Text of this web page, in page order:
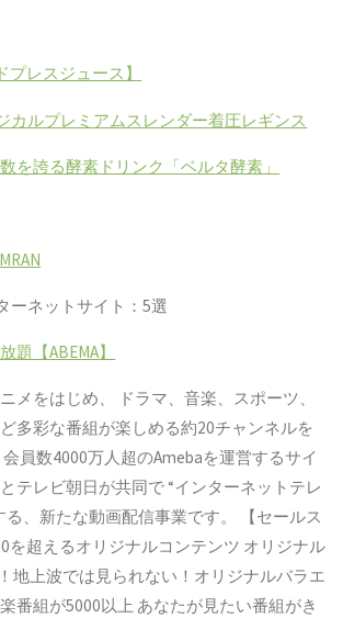
プレスジュース】
カルプレミアムスレンダー着圧レギンス
を誇る酵素ドリンク「ベルタ酵素」
ーネットサイト：5選
題【ABEMA】
メをはじめ、
ドラマ、音楽、スポーツ、
多彩な番組が楽しめる約20チャンネルを
会員数4000万人超のAmebaを運営するサイ
テレビ朝日が共同で“インターネットテレ
、新たな動画配信事業です。
【セールス
を超えるオリジナルコンテンツ オリジナル
！地上波では見られない！オリジナルバラエ
番組が5000以上 あなたが見たい番組がき